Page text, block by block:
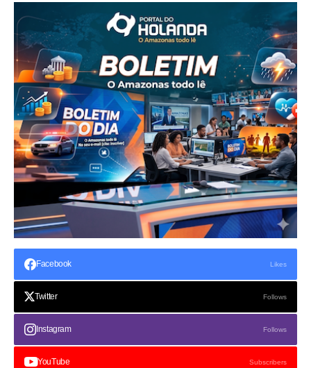
Facebook Likes
Twitter Follows
Instagram Follows
YouTube Subscribers